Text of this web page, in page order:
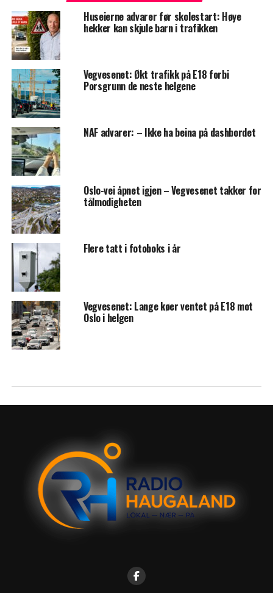
Huseierne advarer før skolestart: Høye
hekker kan skjule barn i trafikken
Vegvesenet: Økt trafikk på E18 forbi
Porsgrunn de neste helgene
NAF advarer: – Ikke ha beina på dashbordet
Oslo-vei åpnet igjen – Vegvesenet takker for
tålmodigheten
Flere tatt i fotoboks i år
Vegvesenet: Lange køer ventet på E18 mot
Oslo i helgen